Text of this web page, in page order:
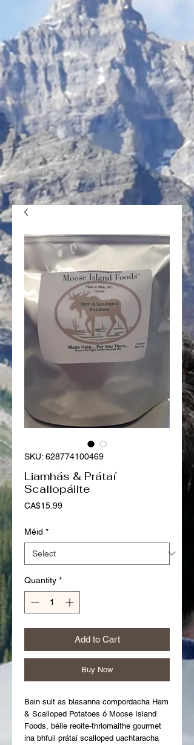
SKU: 628774100469
Liamhás & Prátaí
Scallopáilte
CA$15.99Price
Méid *
Quantity *
Add to Cart
Buy Now
Bain sult as blasanna compordacha Ham
& Scalloped Potatoes ó Moose Island
Foods, béile reoite-thriomaithe gourmet
ina bhfuil prátaí scalloped uachtaracha